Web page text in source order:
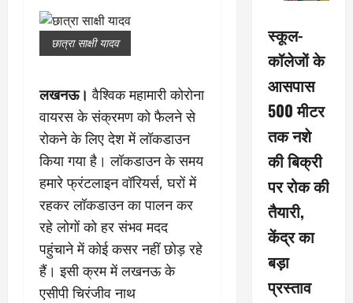
छात्रा साक्षी यादव
लखनऊ।वैश्विक महामारी कोरोना
वायरस के संक्रमण को फैलने से
रोकने के लिए देश में लॉकडाउन
किया गया है। लॉकडाउन के समय
हमारे फ्रंटलाइन वॉरियर्स, घरों में
रहकर लॉकडाउन का पालन कर
रहे लोगों को हर संभव मदद
पहुंचाने में कोई कसर नहीं छोड़ रहे
हैं। इसी क्रम में लखनऊ के
एसीपी चिरंजीव नाथ
स्कूल-
कॉलेजों के
आसपास
500 मीटर
तक नशे
की बिक्री
पर रोक की
तैयारी,
केंद्र का
बड़ा
प्रस्ताव